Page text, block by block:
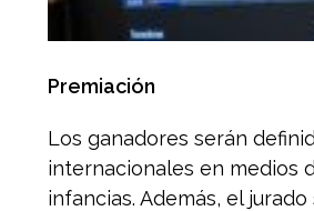
Premiación
Los ganadores serán
internacionales en medios
infancias. Además, el